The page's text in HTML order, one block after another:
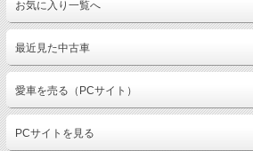
お気に入り一覧へ
最近見た中古車
愛車を売る（PCサイト）
PCサイトを見る